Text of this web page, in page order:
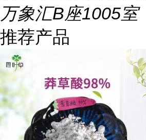
万象汇B座1005室
推荐产品